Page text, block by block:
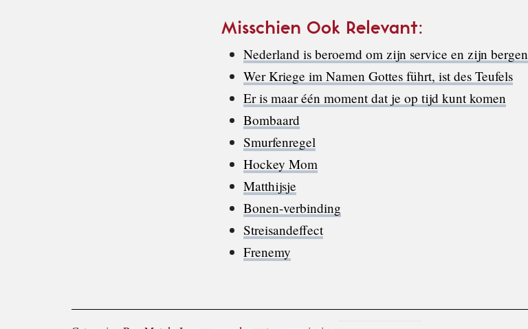
Misschien Ook Relevant:
Nederland is beroemd om zijn service en zijn bergen
Wer Kriege im Namen Gottes führt, ist des Teufels
Er is maar één moment dat je op tijd kunt komen
Bombaard
Smurfenregel
Hockey Mom
Matthijsje
Bonen-verbinding
Streisandeffect
Frenemy